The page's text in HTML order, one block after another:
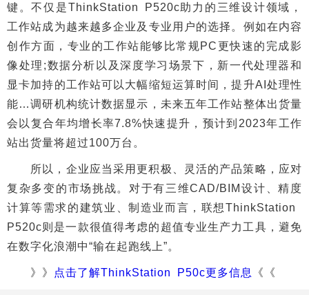
键。不仅是ThinkStation P520c助力的三维设计领域，
工作站成为越来越多企业及专业用户的选择。例如在内容
创作方面，专业的工作站能够比常规PC更快速的完成影
像处理;数据分析以及深度学习场景下，新一代处理器和
显卡加持的工作站可以大幅缩短运算时间，提升AI处理性
能…调研机构统计数据显示，未来五年工作站整体出货量
会以复合年均增长率7.8%快速提升，预计到2023年工作
站出货量将超过100万台。
所以，企业应当采用更积极、灵活的产品策略，应对
复杂多变的市场挑战。对于有三维CAD/BIM设计、精度
计算等需求的建筑业、制造业而言，联想ThinkStation
P520c则是一款很值得考虑的超值专业生产力工具，避免
在数字化浪潮中“输在起跑线上”。
》》 点击了解ThinkStation P50c更多信息 《《